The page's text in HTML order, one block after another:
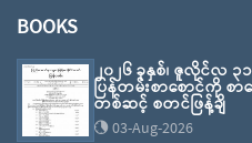
BOOKS
၂၀၂၆ ခုနှစ်၊ ဇူလိုင်လ
ပြန်တမ်းစာစောင်ကို စာ
တစ်ဆင့် စတင်ဖြန့်ချိ
03-Aug-2026